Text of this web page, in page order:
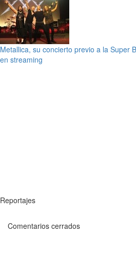
Metallica, su concierto previo a la Super
en streaming
Reportajes
Comentarios cerrados